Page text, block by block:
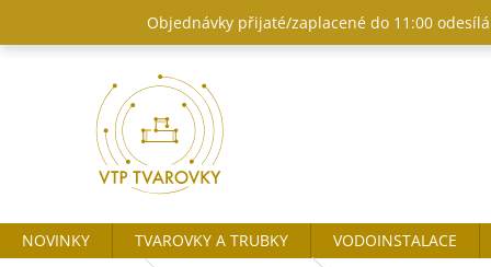
obsah
Objednávky přijaté/zaplacené do 11:00
NOVINKY TVAROVKY A TRUBKY
VODOINSTALACE